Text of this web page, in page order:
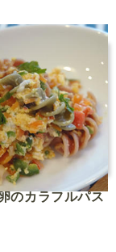
のカラフルパス